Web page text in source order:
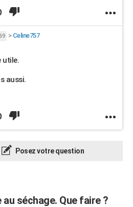
> Celine757
utile.
aussi.
Posez votre question
séchage. Que faire ?